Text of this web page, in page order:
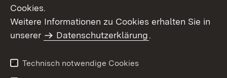
Benutzungshinweise
Erklärung zur
Cookies.
Weitere Informationen zu Cookies erhalten Sie in
unserer
Datenschutzerklärung.
Technisch notwendige Cookies